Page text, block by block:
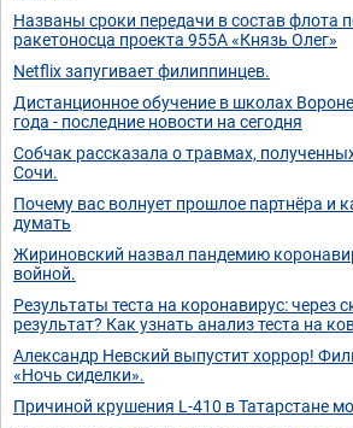
Названы сроки передачи в состав флота
ракетоносца проекта 955А «Князь Олег»
Netflix запугивает филиппинцев.
Дистанционное обучение в школах
года - последние новости на сегодня
Собчак рассказала о травмах,
Сочи.
Почему вас волнует прошлое партнёра и
думать
Жириновский назвал пандемию
войной.
Результаты теста на коронавирус: через
результат? Как узнать анализ теста на
Александр Невский выпустит хоррор!
«Ночь сиделки».
Причиной крушения L-410 в Татарстане